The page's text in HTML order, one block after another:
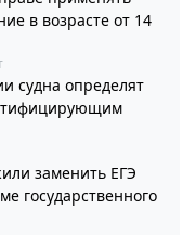
в возрасте от 14
судна определят
заменить ЕГЭ
государственного